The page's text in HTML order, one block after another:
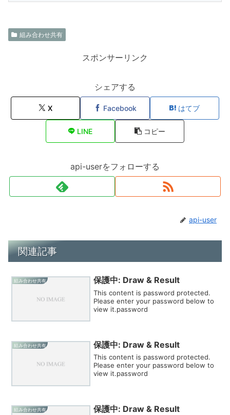
組み合わせ共有
スポンサーリンク
シェアする
X Facebook はてブ
LINE コピー
api-userをフォローする
api-user
関連記事
組み合わせ共有 保護中: Draw & Result
This content is password protected.
Please enter your password below to
view it.password
組み合わせ共有 保護中: Draw & Result
This content is password protected.
Please enter your password below to
view it.password
組み合わせ共有 保護中: Draw & Result